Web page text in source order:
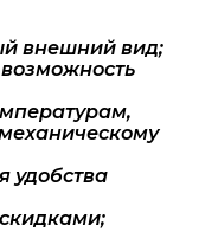
внешний вид;
удобства